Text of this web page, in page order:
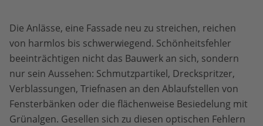
Die Anlässe, eine Fassade neu zu streichen, reichen
von harmlos bis schwerwiegend. Schönheitsfehler
beeinträchtigen nicht das Bauwerk an sich, sondern
nur sein Aussehen: Schmutzpartikel, Dreckspritzer,
Verblassungen, Triefnasen an den Ablaufstellen von
Fensterbänken oder die flächenweise Besiedelung mit
Grünalgen. Gesellen sich zu diesen optischen Fehlern